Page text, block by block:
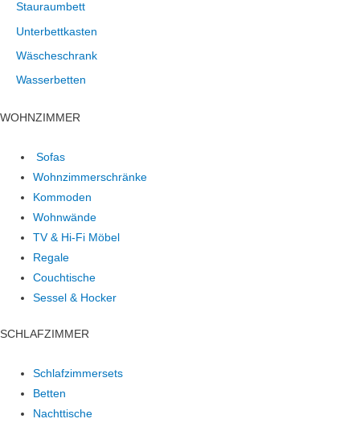
Stauraumbett
Unterbettkasten
Wäscheschrank
Wasserbetten
WOHNZIMMER
Sofas
Wohnzimmerschränke
Kommoden
Wohnwände
TV & Hi-Fi Möbel
Regale
Couchtische
Sessel & Hocker
SCHLAFZIMMER
Schlafzimmersets
Betten
Nachttische